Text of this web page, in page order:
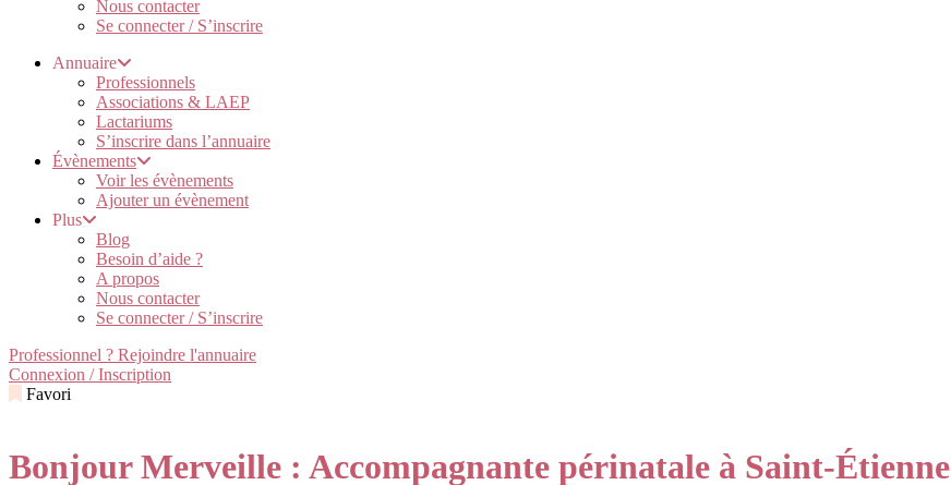
Nous contacter
Se connecter / S’inscrire
Annuaire
Professionnels
Associations & LAEP
Lactariums
S’inscrire dans l’annuaire
Évènements
Voir les évènements
Ajouter un évènement
Plus
Blog
Besoin d’aide ?
A propos
Nous contacter
Se connecter / S’inscrire
Professionnel ? Rejoindre l'annuaire
Connexion / Inscription
Favori
Bonjour Merveille : Accompagnante périnatale à Saint-Étienne